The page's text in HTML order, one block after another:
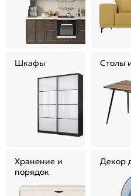
Шкафы Столы
Хранение и
порядок
Декор